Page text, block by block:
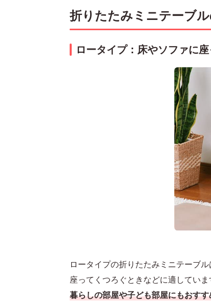
折りたたみミニテーブ
ロータイプ：床やソファに
ロータイプの折りたたみミニテーブ
座ってくつろぐときなどに適していま
暮らしの部屋や子ども部屋にもおす